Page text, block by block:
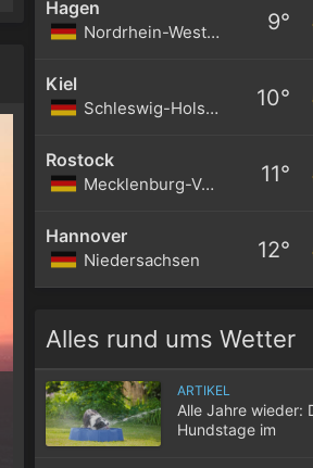
Die Schafskälte
Der Juni ist meist durch sommerliche
Hagen
Nordrhein-Westfalen 9°
Kiel
Schleswig-Holstein 10°
Rostock
Mecklenburg-Vorpommern 11°
Hannover
Niedersachsen 12°
Alles rund ums Wetter
ARTIKEL
Alle Jahre wieder:
Hundstage im